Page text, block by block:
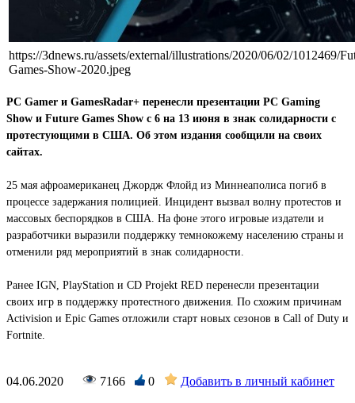
https://3dnews.ru/assets/external/illustrations/2020/06/02/1012469/
Games-Show-2020.jpeg
PC Gamer и GamesRadar+ перенесли презентации PC Gaming
Show и Future Games Show с 6 на 13 июня в знак солидарности с
протестующими в США. Об этом издания сообщили на своих
сайтах.
25 мая афроамериканец Джордж Флойд из Миннеаполиса погиб в
процессе задержания полицией. Инцидент вызвал волну протестов и
массовых беспорядков в США. На фоне этого игровые издатели и
разработчики выразили поддержку темнокожему населению страны и
отменили ряд мероприятий в знак солидарности.
Ранее IGN, PlayStation и CD Projekt RED перенесли презентации
своих игр в поддержку протестного движения. По схожим причинам
Activision и Epic Games отложили старт новых сезонов в Call of Duty и
Fortnite.
04.06.2020 7166 0 Добавить в личный кабинет